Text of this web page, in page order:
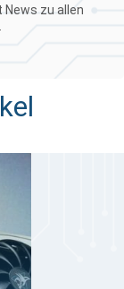
News zu allen